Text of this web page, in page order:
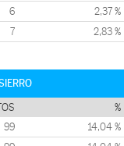
6 2,37 %
7 2,83 %
%
99 14,04 %